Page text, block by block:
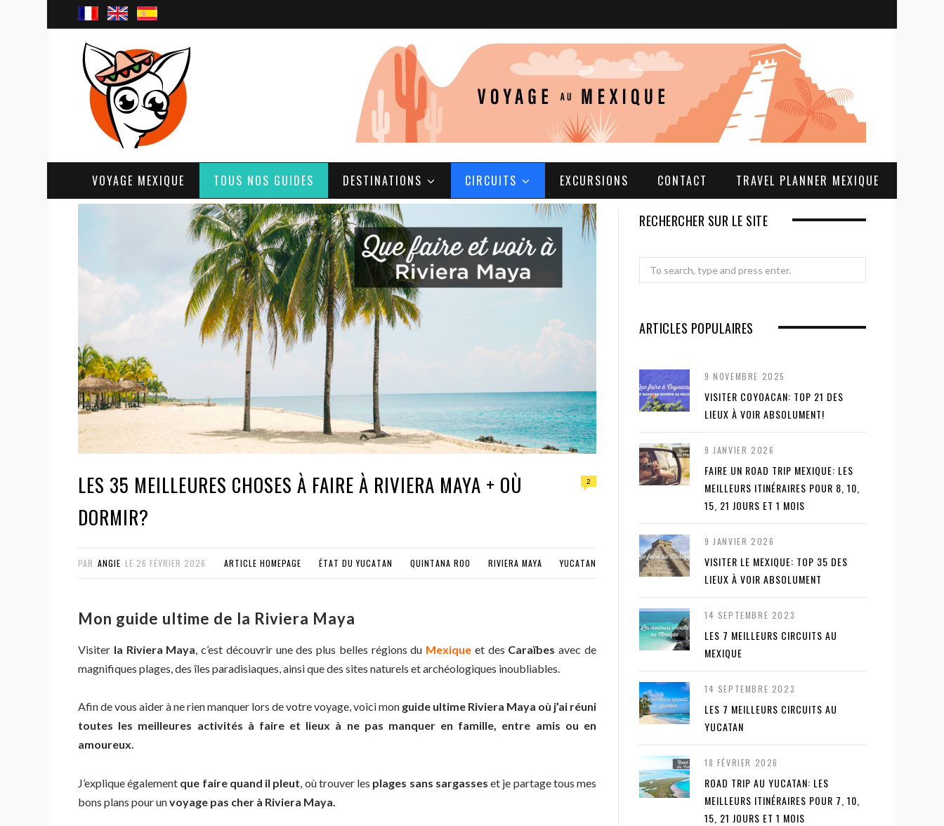
r
VOYAGE MEXIQUE TOUS NOS GUIDES DESTINATIONS CIRCUITS EXCURSIONS CONTACT TRAVEL PLANNER MEXIQUE
LES 35 MEILLEURES CHOSES À FAIRE À RIVIERA MAYA + OÙ
DORMIR?
2
PAR ANGIE LE 26 FÉVRIER 2026 ARTICLE HOMEPAGE ÉTAT DU YUCATAN QUINTANA ROO RIVIERA MAYA YUCATAN
Mon guide ultime de la Riviera Maya
Visiter la Riviera Maya, c’est découvrir une des plus belles régions du Mexique et des Caraïbes avec de
magnifiques plages, des îles paradisiaques, ainsi que des sites naturels et archéologiques inoubliables.
Afin de vous aider à ne rien manquer lors de votre voyage, voici mon guide ultime Riviera Maya où j’ai réuni
toutes les meilleures activités à faire et lieux à ne pas manquer en famille, entre amis ou en
amoureux.
J’explique également que faire quand il pleut , où trouver les plages sans sargasses et je partage tous mes
bons plans pour unvoyage pas cher à Riviera Maya.
RECHERCHER SUR LE SITE
Search
for:
ARTICLES POPULAIRES
9 NOVEMBRE 2025
VISITER COYOACAN: TOP 21 DES
LIEUX À VOIR ABSOLUMENT!
9 JANVIER 2026
FAIRE UN ROAD TRIP MEXIQUE: LES
MEILLEURS ITINÉRAIRES POUR 8, 10,
15, 21 JOURS ET 1 MOIS
9 JANVIER 2026
VISITER LE MEXIQUE: TOP 35 DES
LIEUX À VOIR ABSOLUMENT
14 SEPTEMBRE 2023
LES 7 MEILLEURS CIRCUITS AU
MEXIQUE
14 SEPTEMBRE 2023
LES 7 MEILLEURS CIRCUITS AU
YUCATAN
18 FÉVRIER 2026
ROAD TRIP AU YUCATAN: LES
MEILLEURS ITINÉRAIRES POUR 7, 10,
15, 21 JOURS ET 1 MOIS